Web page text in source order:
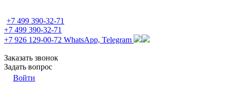
+7 499 390-32-71
+7 499 390-32-71
+7 926 129-00-72 WhatsApp, Telegram
Заказать звонок
Задать вопрос
Войти